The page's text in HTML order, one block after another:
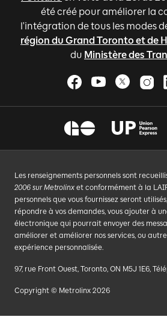
été créé pour améliorer la
l'intégration de tous les modes
région du Grand Toronto et de
du Ministère des
Les renseignements personnels sont
2006 sur Metrolinx et conformément à la
personnels que vous fournissez seront
répondre à vos demandes, vous ajouter à
électronique qui pourrait envoyer des
améliorer et améliorer nos services, ou
expérience personnalisée.
97, rue Front Ouest, Toronto, ON M5J 1E6,
Copyright © Metrolinx 2026